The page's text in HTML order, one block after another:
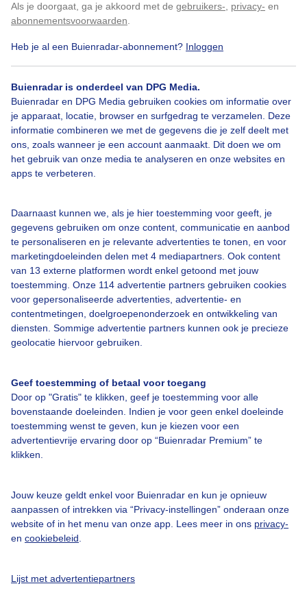
Als je doorgaat, ga je akkoord met de gebruikers- privacy- en
abonnementsvoorwaarden
Heb je al een Buienradar-abonnement? Inloggen
Buienradar is onderdeel van DPG Media.
Buienradar en DPG Media gebruiken cookies om informatie over
je apparaat, locatie, browser en surfgedrag te verzamelen. Deze
informatie combineren we met de gegevens die je zelf deelt met
ons, zoals wanneer je een account aanmaakt. Dit doen we om
het gebruik van onze media te analyseren en onze websites en
apps te verbeteren.
Daarnaast kunnen we, als je hier toestemming voor geeft, je
gegevens gebruiken om onze content, communicatie en aanbod
te personaliseren en je relevante advertenties te tonen, en voor
marketingdoeleinden delen met 4 mediapartners. Ook content
van 13 externe platformen wordt enkel getoond met jouw
toestemming. Onze 114 advertentie partners gebruiken cookies
voor gepersonaliseerde advertenties, advertentie- en
contentmetingen, doelgroepenonderzoek en ontwikkeling van
diensten. Sommige advertentie partners kunnen ook je precieze
geolocatie hiervoor gebruiken.
Geef toestemming of betaal voor toegang
Door op "Gratis" te klikken, geef je toestemming voor alle
bovenstaande doeleinden. Indien je voor geen enkel doeleinde
toestemming wenst te geven, kun je kiezen voor een
advertentievrije ervaring door op “Buienradar Premium” te
klikken.
Jouw keuze geldt enkel voor Buienradar en kun je opnieuw
aanpassen of intrekken via “Privacy-instellingen” onderaan onze
website of in het menu van onze app. Lees meer in ons privacy-
en cookiebeleid
Lijst met advertentiepartners
Een moment geduld aub...
Over Buienradar
Bedrijfsgegevens
Veelgestelde vragen
Contact
Gebruikersvoorwaarden
Adverteren
Buienradar Team
Privacy beleid
Privacy instellingen
Gratis weerdata
Buienradar
Klik hierom dit aan te passen